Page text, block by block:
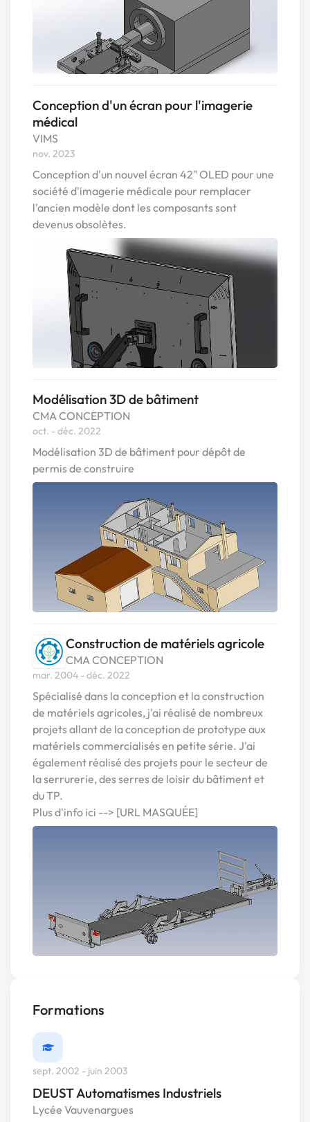
Conception d'un écran pour l'imagerie
médical
VIMS
nov. 2023
Conception d'un nouvel écran 42" OLED pour une
société d'imagerie médicale pour remplacer
l'ancien modèle dont les composants sont
devenus obsolètes.
Modélisation 3D de bâtiment
CMA CONCEPTION
oct. - déc. 2022
Modélisation 3D de bâtiment pour dépôt de
permis de construire
Construction de matériels agricole
CMA CONCEPTION
mar. 2004 - déc. 2022
Spécialisé dans la conception et la construction
de matériels agricoles, j'ai réalisé de nombreux
projets allant de la conception de prototype aux
matériels commercialisés en petite série. J'ai
également réalisé des projets pour le secteur de
la serrurerie, des serres de loisir du bâtiment et
du TP.
Plus d'info ici --> [URL MASQUÉE]
Formations
sept. 2002 - juin 2003
DEUST Automatismes Industriels
Lycée Vauvenargues